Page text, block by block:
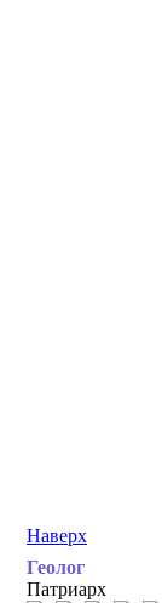
Наверх
Геолог
Патриарх